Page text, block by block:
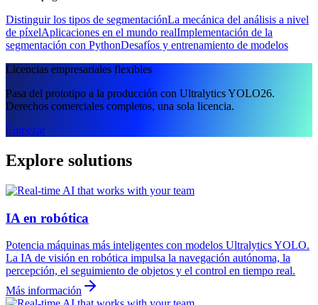
Distinguir los tipos de segmentaciónLa mecánica del análisis a nivel
de píxelAplicaciones en el mundo realImplementación de la
segmentación con PythonDesafíos y entrenamiento de modelos
Licencias empresariales flexibles
Pasa del prototipo a la producción con Ultralytics YOLO26.
Derechos comerciales completos, una sola licencia.
Empezar
Explore solutions
IA en robótica
Potencia máquinas más inteligentes con modelos Ultralytics YOLO.
La IA de visión en robótica impulsa la navegación autónoma, la
percepción, el seguimiento de objetos y el control en tiempo real.
Más información